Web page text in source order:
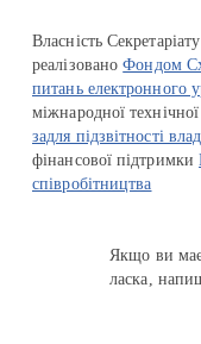
Власність
реалізованоФондом
питань електронного
міжнародної
задля підзвітності
фінансової підтримки
співробітництва
Якщо ви
ласка,